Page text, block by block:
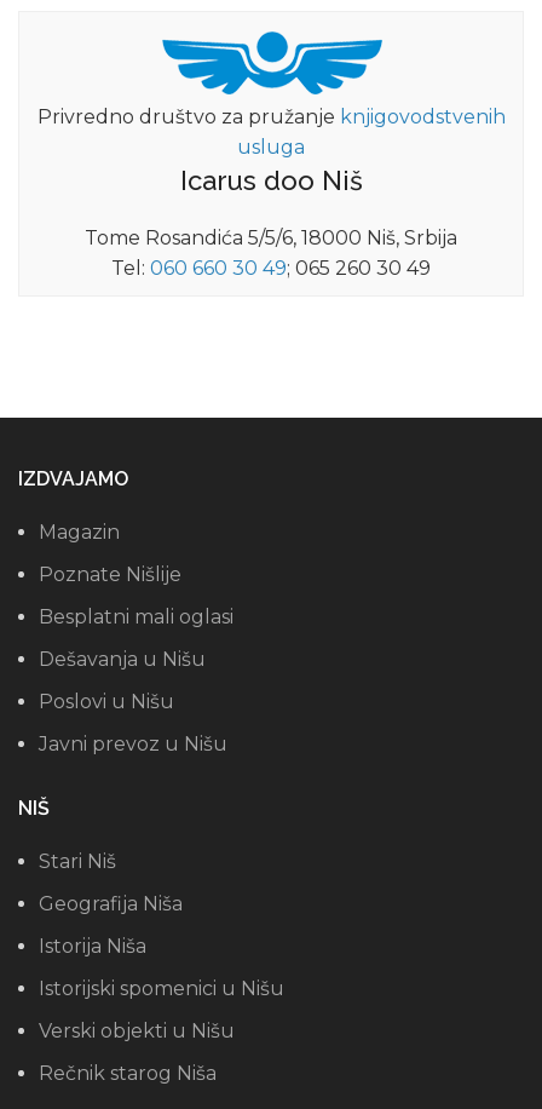
Privredno društvo za pružanje knjigovodstvenih
usluga
Icarus doo Niš
Tome Rosandića 5/5/6, 18000 Niš, Srbija
Tel: 060 660 30 49; 065 260 30 49
IZDVAJAMO
Magazin
Poznate Nišlije
Besplatni mali oglasi
Dešavanja u Nišu
Poslovi u Nišu
Javni prevoz u Nišu
NIŠ
Stari Niš
Geografija Niša
Istorija Niša
Istorijski spomenici u Nišu
Verski objekti u Nišu
Rečnik starog Niša